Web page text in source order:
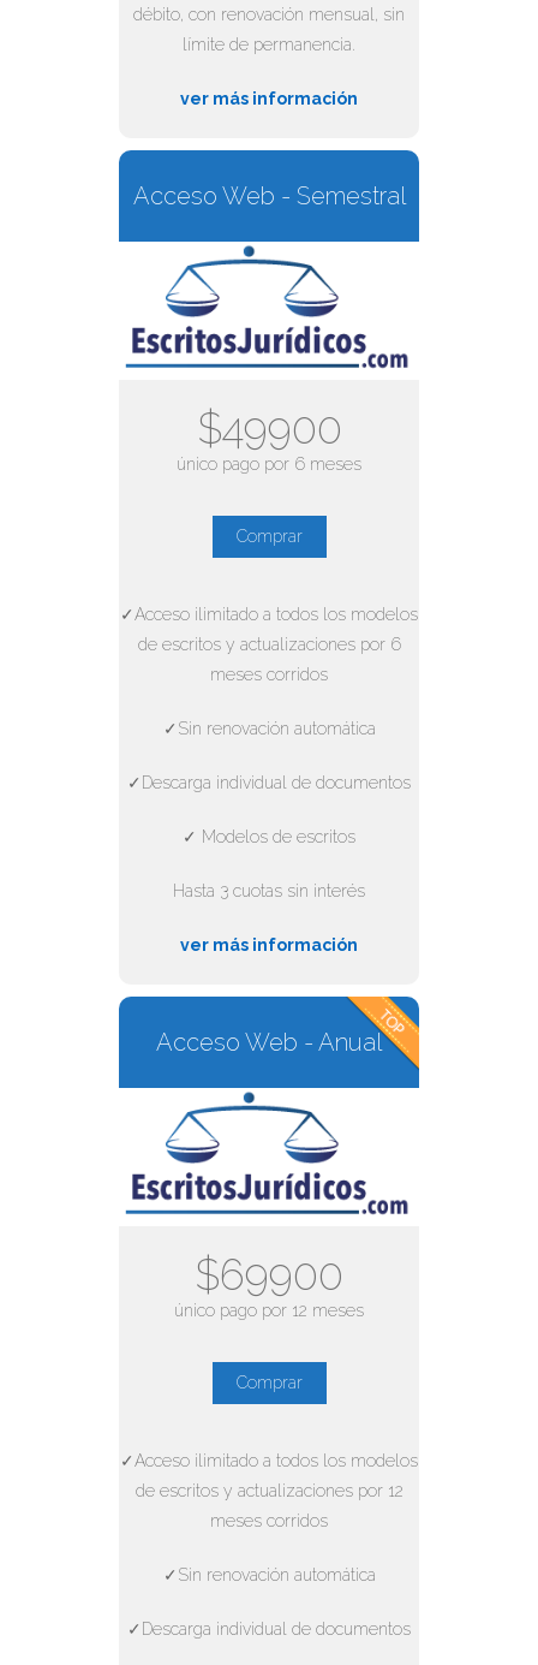
débito, con renovación mensual, sin
límite de permanencia.
ver más información
Acceso Web - Semestral
$49900
único pago por 6 meses
Comprar
✓Acceso ilimitado a todos los modelos
de escritos y actualizaciones por 6
meses corridos
✓Sin renovación automática
✓Descarga individual de documentos
✓ Modelos de escritos
Hasta 3 cuotas sin interés
ver más información
Acceso Web - Anual
$69900
único pago por 12 meses
Comprar
✓Acceso ilimitado a todos los modelos
de escritos y actualizaciones por 12
meses corridos
✓Sin renovación automática
✓Descarga individual de documentos